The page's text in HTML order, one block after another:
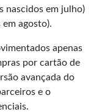
nascidos em julho)
agosto).
apenas
por cartão de
avançada do
e o